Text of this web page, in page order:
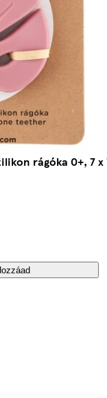
rágóka 0+, 7 x